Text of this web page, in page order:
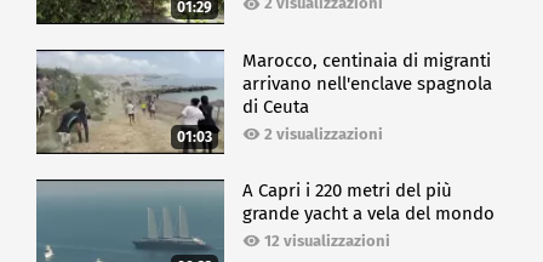
01:29
01:03
Marocco, centinaia di migranti
arrivano nell'enclave spagnola
di Ceuta
2 visualizzazioni
A Capri i 220 metri del più
grande yacht a vela del mondo
12 visualizzazioni